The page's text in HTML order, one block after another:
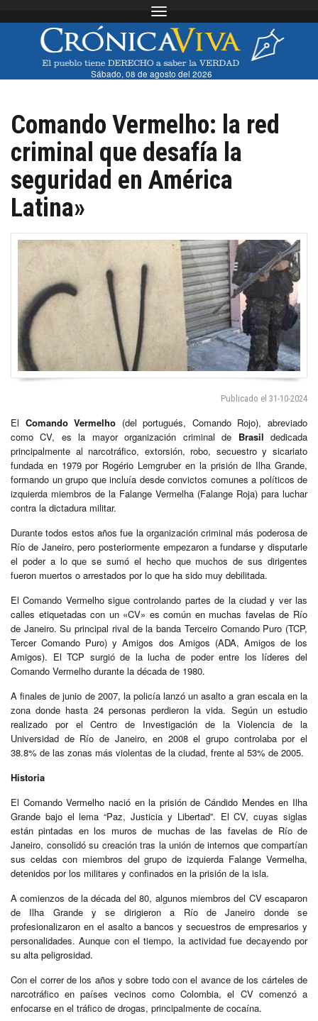
Toggle navigation
Sábado, 08 de agosto del 2026
Comando Vermelho: la red
criminal que desafía la
seguridad en América
Latina»
Publicado el 31-10-2024
El Comando Vermelho (del portugués, Comando Rojo), abreviado
como CV, es la mayor organización criminal de Brasil dedicada
principalmente al narcotráfico, extorsión, robo, secuestro y sicariato
fundada en 1979 por Rogério Lemgruber en la prisión de Ilha Grande,
formando un grupo que incluía desde convictos comunes a políticos de
izquierda miembros de la Falange Vermelha (Falange Roja) para luchar
contra la dictadura militar.
Durante todos estos años fue la organización criminal más poderosa de
Río de Janeiro, pero posteriormente empezaron a fundarse y disputarle
el poder a lo que se sumó el hecho que muchos de sus dirigentes
fueron muertos o arrestados por lo que ha sido muy debilitada.
El Comando Vermelho sigue controlando partes de la ciudad y ver las
calles etiquetadas con un «CV» es común en muchas favelas de Río
de Janeiro. Su principal rival de la banda Terceiro Comando Puro (TCP,
Tercer Comando Puro) y Amigos dos Amigos (ADA, Amigos de los
Amigos). El TCP surgió de la lucha de poder entre los líderes del
Comando Vermelho durante la década de 1980.
A finales de junio de 2007, la policía lanzó un asalto a gran escala en la
zona donde hasta 24 personas perdieron la vida.​ Según un estudio
realizado por el Centro de Investigación de la Violencia de la
Universidad de Río de Janeiro, en 2008 el grupo controlaba por el
38.8% de las zonas más violentas de la ciudad, frente al 53% de 2005.
Historia
El Comando Vermelho nació en la prisión de Cándido Mendes en Ilha
Grande bajo el lema “Paz, Justicia y Libertad”. El CV, cuyas siglas
están pintadas en los muros de muchas de las favelas de Río de
Janeiro, consolidó su creación tras la unión de internos que compartían
sus celdas con miembros del grupo de izquierda Falange Vermelha,​
detenidos por los militares y confinados en la prisión de la isla.
A comienzos de la década del 80, algunos miembros del CV escaparon
de Ilha Grande y se dirigieron a Río de Janeiro donde se
profesionalizaron en el asalto a bancos y secuestros de empresarios y
personalidades. Aunque con el tiempo, la actividad fue decayendo por
su alta peligrosidad.
Con el correr de los años y sobre todo con el avance de los cárteles de
narcotráfico en países vecinos como Colombia, el CV comenzó a
enfocarse en el tráfico de drogas, principalmente de cocaína.